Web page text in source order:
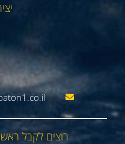
רוצים לקבל